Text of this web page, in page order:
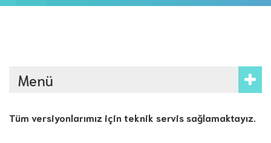
Menü
Tüm versiyonlarımız için teknik servis sağlamaktayız.